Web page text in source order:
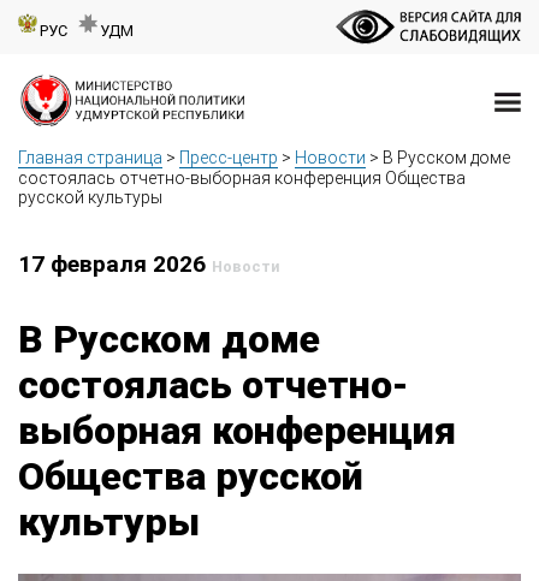
РУС УДМ
Главная страница > Пресс-центр > Новости > В Русском доме
состоялась отчетно-выборная конференция Общества
русской культуры
17 февраля 2026 Новости
В Русском доме
состоялась отчетно-
выборная конференция
Общества русской
культуры